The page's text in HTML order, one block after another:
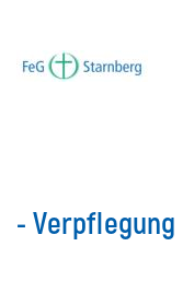
- Verpflegung